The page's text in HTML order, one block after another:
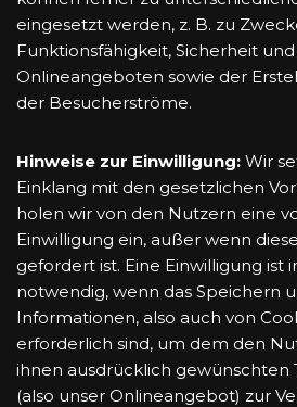
eingesetzt werden, z. B. zu
Funktionsfähigkeit, Sicherheit
Onlineangeboten sowie der
der Besucherströme.
Hinweise zur Einwilligung: Wir
Einklang mit den gesetzlichen
holen wir von den Nutzern eine
Einwilligung ein, außer wenn
gefordert ist. Eine Einwilligung ist
notwendig, wenn das Speichern
Informationen, also auch von
erforderlich sind, um dem den
ihnen ausdrücklich gewünschten
(also unser Onlineangebot) zur